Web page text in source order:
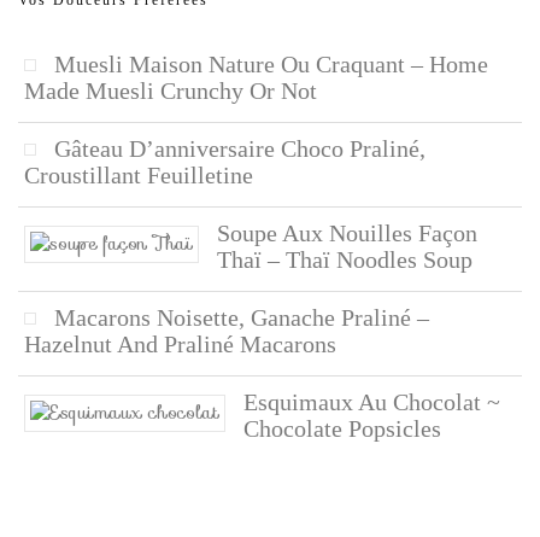
Muesli Maison Nature Ou Craquant – Home
Made Muesli Crunchy Or Not
Gâteau D’anniversaire Choco Praliné,
Croustillant Feuilletine
Soupe Aux Nouilles Façon
Thaï – Thaï Noodles Soup
Macarons Noisette, Ganache Praliné –
Hazelnut And Praliné Macarons
Esquimaux Au Chocolat ~
Chocolate Popsicles